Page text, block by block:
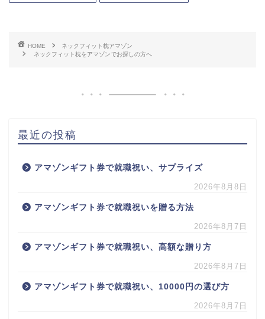
HOME
ネックフィット枕アマゾン
ネックフィット枕をアマゾンでお探しの方へ
最近の投稿
アマゾンギフト券で就職祝い、サプライズ
2026年8月8日
アマゾンギフト券で就職祝いを贈る方法
2026年8月7日
アマゾンギフト券で就職祝い、高額な贈り方
2026年8月7日
アマゾンギフト券で就職祝い、10000円の選び方
2026年8月7日